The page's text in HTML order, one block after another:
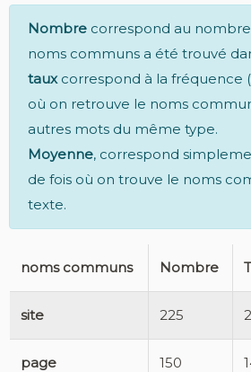
Nombre correspond au
noms communs a été trouvé
tauxcorrespond à la fréquence
où on retrouve le noms
autres mots du même type.
Moyenne, correspond
de fois où on trouve le noms
texte.
noms communs Nombre
site 225
page 150